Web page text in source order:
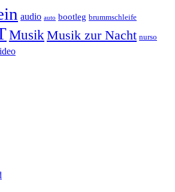
audio auto bootleg brummschleife
Musik Musik zur Nacht nurso